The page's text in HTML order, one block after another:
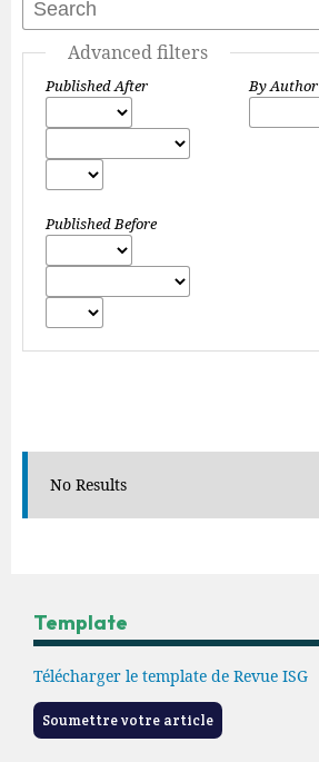
Advanced filters
Published After
Published Before
By Author
No Results
Template
Télécharger le template de Revue ISG
Soumettre votre article